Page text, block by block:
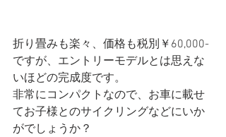
折り畳みも楽々、価格も税別￥60,000-
ですが、エントリーモデルとは思えな
いほどの完成度です。
非常にコンパクトなので、お車に載せ
てお子様とのサイクリングなどにいか
がでしょうか？